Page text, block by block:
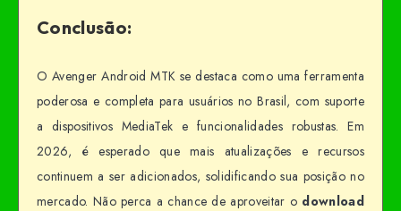
Conclusão:
O Avenger Android MTK se destaca como uma ferramenta
poderosa e completa para usuários no Brasil, com suporte
a dispositivos MediaTek e funcionalidades robustas. Em
2026, é esperado que mais atualizações e recursos
continuem a ser adicionados, solidificando sua posição no
mercado. Não perca a chance de aproveitar o download